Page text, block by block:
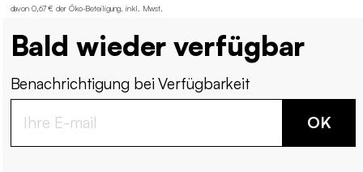
davon 0,67 € der Öko-Beteiligung inkl. Mwst.
Bald wieder verfügbar
Benachrichtigung bei Verfügbarkeit
OK